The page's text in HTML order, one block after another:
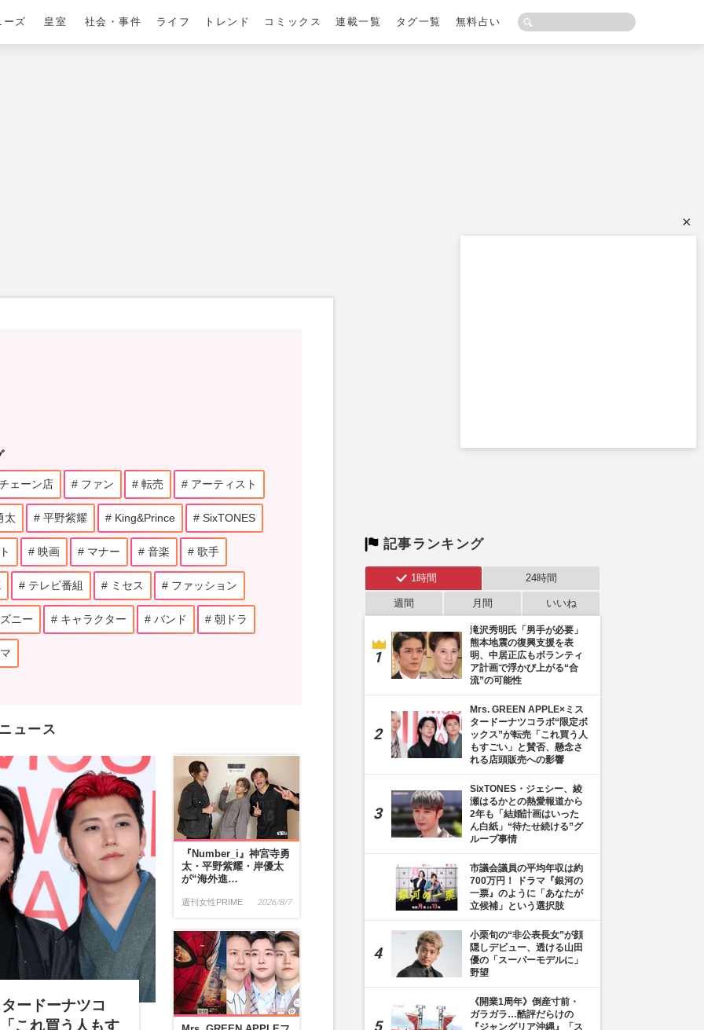
ーズ 皇室 社会・事件 ライフ トレンド コミックス 連載一覧 タグ一覧 無料占い
ェーン店 ファン 転売 アーティスト
太 平野紫耀 King&Prince SixTONES
映画 マナー 音楽 歌手
テレビ番組 ミセス ファッション
ニー キャラクター バンド 朝ドラ
ュース
ードーナツコ
これ買う人もす
『Number_i』神宮寺勇
太・平野紫耀・岸優太
が“海外進…
週刊女性PRIME 2026/8/7
記事ランキング
1時間 24時間
週間 月間 いいね
滝沢秀明氏「男手が必要」
熊本地震の復興支援を表
明、中居正広もボランティ
ア計画で浮かび上がる“合
流”の可能性
Mrs. GREEN APPLE×ミス
タードーナツコラボ“限定ボ
ックス”が転売「これ買う人
もすごい」と賛否、懸念さ
れる店頭販売への影響
SixTONES・ジェシー、綾
瀬はるかとの熱愛報道から
2年も「結婚計画はいった
ん白紙」“待たせ続ける”グ
ループ事情
市議会議員の平均年収は約
700万円！ ドラマ『銀河の
一票』のように「あなたが
立候補」という選択肢
小栗旬の“非公表長女”が顔
隠しデビュー、透ける山田
優の「スーパーモデルに」
野望
《開業1周年》倒産寸前・
ガラガラ…酷評だらけの
『ジャングリア沖縄』「ス
×